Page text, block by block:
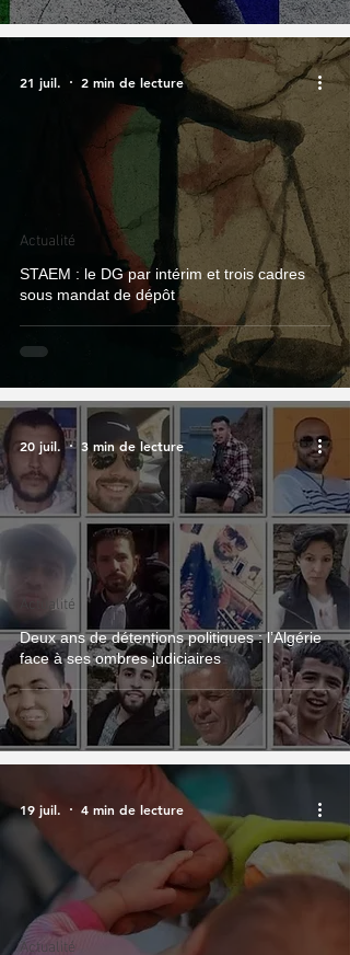
STAEM : le DG par intérim et trois cadres
sous mandat de dépôt
Actualité
21 juil. 2 min de lecture
Deux ans de détentions politiques : l’Algérie
face à ses ombres judiciaires
Actualité
20 juil. 3 min de lecture
Actualité
19 juil. 4 min de lecture